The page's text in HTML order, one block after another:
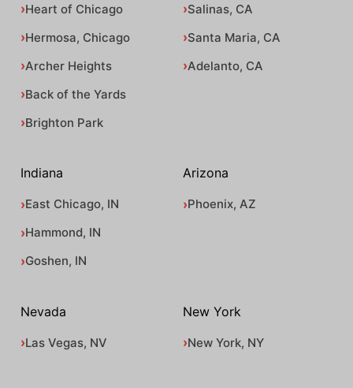
Heart of Chicago
Hermosa, Chicago
Archer Heights
Back of the Yards
Brighton Park
Salinas, CA
Santa Maria, CA
Adelanto, CA
Indiana
East Chicago, IN
Hammond, IN
Goshen, IN
Arizona
Phoenix, AZ
Nevada
Las Vegas, NV
New York
New York, NY